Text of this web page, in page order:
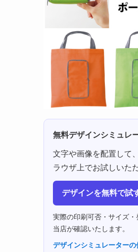
無料デザインシミュレ
文字や画像を配置して
ラウザ上でお試しいた
デザインを無料で試
実際の印刷可否・サイズ
当店が確認いたします。
デザインシミュレーター